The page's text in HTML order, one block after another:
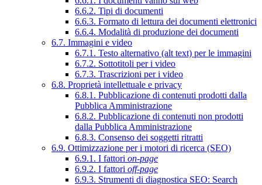
6.6.2. Tipi di documenti
6.6.3. Formato di lettura dei documenti elettronici
6.6.4. Modalità di produzione dei documenti
6.7. Immagini e video
6.7.1. Testo alternativo (alt text) per le immagini
6.7.2. Sottotitoli per i video
6.7.3. Trascrizioni per i video
6.8. Proprietà intellettuale e privacy
6.8.1. Pubblicazione di contenuti prodotti dalla
Pubblica Amministrazione
6.8.2. Pubblicazione di contenuti non prodotti
dalla Pubblica Amministrazione
6.8.3. Consenso dei soggetti ritratti
6.9. Ottimizzazione per i motori di ricerca (SEO)
6.9.1. I fattori on-page
6.9.2. I fattori off-page
6.9.3. Strumenti di diagnostica SEO: Search